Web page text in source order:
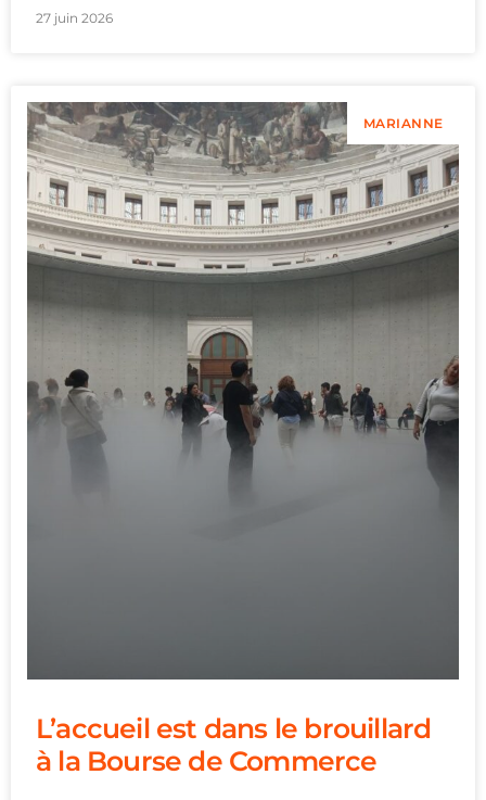
27 juin 2026
MARIANNE
L’accueil est dans le brouillard
à la Bourse de Commerce